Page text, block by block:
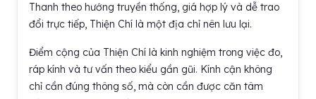
Thanh theo hướng truyền thống, giá hợp lý và dễ trao
đổi trực tiếp, Thiện Chí là một địa chỉ nên lưu lại.
Điểm cộng của Thiện Chí là kinh nghiệm trong việc đo,
ráp kính và tư vấn theo kiểu gần gũi. Kính cận không
chỉ cần đúng thông số, mà còn cần được căn tâm